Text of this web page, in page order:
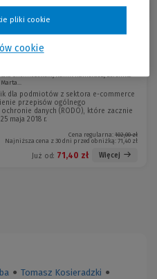
Chomiczewski, Kamil Hamelusz, Berenika
dla podmiotów z sektora e-commerce
przepisów ogólnego
danych (RODO), które zacznie
maja 2018 r.
Cena regularna: 102,00 zł
Najniższa cena z 30 dni przed obniżką: 71,40 zł
Już od: 71,40 zł Więcej
● Tomasz Kosieradzki ●
cookie
pliki cookie